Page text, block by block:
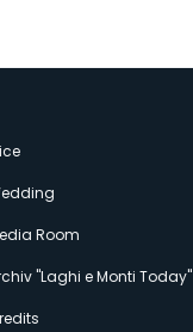
Room
"Laghi e Monti Today"